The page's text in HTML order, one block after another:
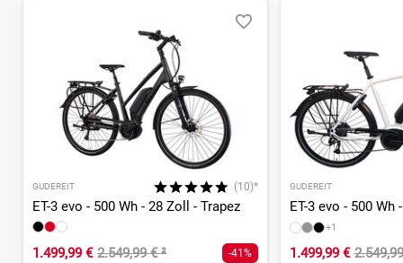
GUDEREIT (10)*
ET-3 evo - 500 Wh - 28 Zoll - Trapez
1.499,99 € 2.549,99 €² -41%
GUDEREIT
ET-3 evo - 500
+1
1.499,99 €